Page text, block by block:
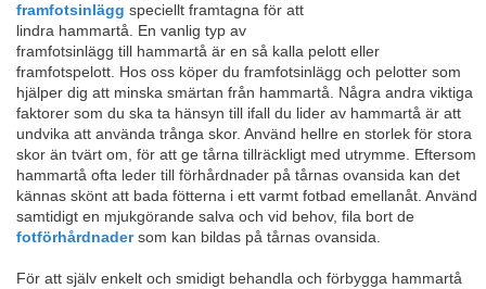
framfotsinlägg speciellt framtagna för att
lindra hammartå. En vanlig typ av
framfotsinlägg till hammartå är en så kalla pelott eller
framfotspelott. Hos oss köper du framfotsinlägg och pelotter som
hjälper dig att minska smärtan från hammartå. Några andra viktiga
faktorer som du ska ta hänsyn till ifall du lider av hammartå är att
undvika att använda trånga skor. Använd hellre en storlek för stora
skor än tvärt om, för att ge tårna tillräckligt med utrymme. Eftersom
hammartå ofta leder till förhårdnader på tårnas ovansida kan det
kännas skönt att bada fötterna i ett varmt fotbad emellanåt. Använd
samtidigt en mjukgörande salva och vid behov, fila bort de
fotförhårdnadersom kan bildas på tårnas ovansida.
För att själv enkelt och smidigt behandla och förbygga hammartå